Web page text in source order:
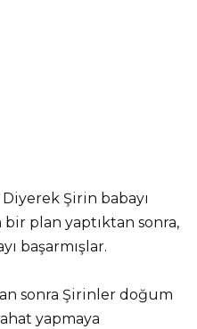
Diyerek Şirin babayı
bir plan yaptıktan sonra,
başarmışlar.
sonra Şirinler doğum
yapmaya